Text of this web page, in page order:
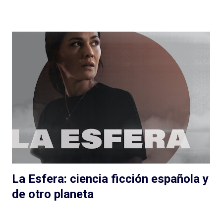
entrevista con dos hosts que hablan mucho puede salir bien? Si
escuchan, si preguntan, hacen reír, hacen pensar y logran
meter en zona sillón a todas las personas que pasan por el
ciclo, funciona muy bien lo que hacen Alejandro Cardona y
Sebastián Rojas en este podcast que parece de conversación
pero (por suerte) no lo es. Muchos minutos de entrevista
condensados en alrededor de una hora (y monedas) con
personas que podés conocer de una cosa y nos hablan de otra,
de una muy...
La Esfera: ciencia ficción española y
de otro planeta